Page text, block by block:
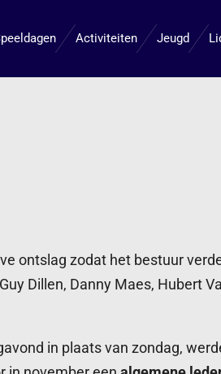
Activiteiten Jeugd
ontslag zodat het bestuur
Dillen, Danny Maes, Hubert
in plaats van zondag,